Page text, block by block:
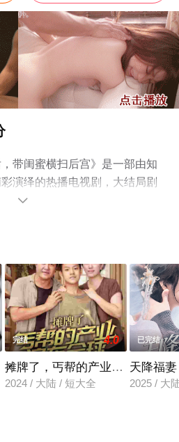
带闺蜜横扫后宫》是一部由知
演绎的热播电视剧，大结局剧
费观看高清未删减完整版电视
了解。

完结 4.0
摊牌了，丐帮的产业遍布全球
2024 / 大陆 / 短大全
已完结
天降福妻
2025 / 大